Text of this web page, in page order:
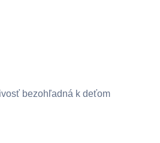
bezohľadná k deťom